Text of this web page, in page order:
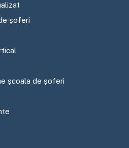
șoferi
școala de șoferi